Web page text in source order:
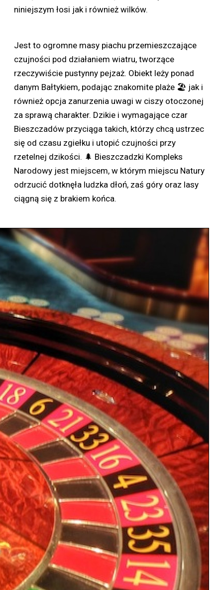
niniejszym łosi jak i również wilków.
Jest to ogromne masy piachu przemieszczające
czujności pod działaniem wiatru, tworzące
rzeczywiście pustynny pejzaż. Obiekt leży ponad
danym Bałtykiem, podając znakomite plaże 🏖 jak i
również opcja zanurzenia uwagi w ciszy otoczonej
za sprawą charakter. Dzikie i wymagające czar
Bieszczadów przyciąga takich, którzy chcą ustrzec
się od czasu zgiełku i utopić czujności przy
rzetelnej dzikości. 🌲 Bieszczadzki Kompleks
Narodowy jest miejscem, w którym miejscu Natury
odrzucić dotknęła ludzka dłoń, zaś góry oraz lasy
ciągną się z brakiem końca.